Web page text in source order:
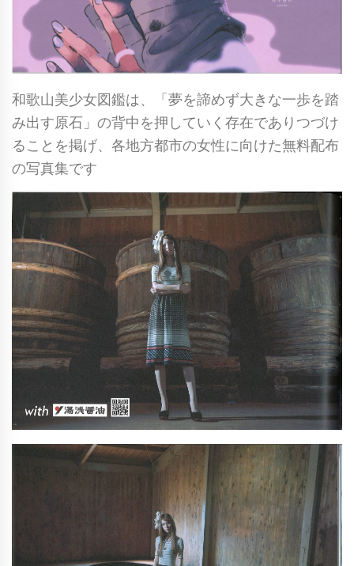
和歌山美少女図鑑は、「夢を諦めず大きな一歩を踏
み出す原石」の背中を押していく存在でありつづけ
ることを掲げ、各地方都市の女性に向けた無料配布
の写真集です